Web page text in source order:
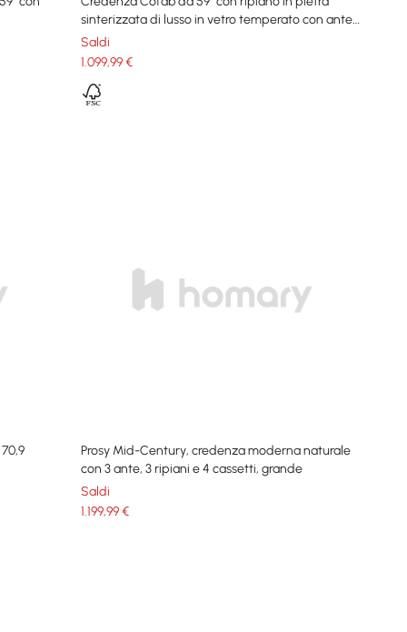
sinterizzata di lusso in vetro temperato con ante
in vetro temperato di grandi dimensioni
Saldi
1.099,99€
Prosy Mid-Century, credenza moderna naturale
con 3 ante, 3 ripiani e 4 cassetti, grande
Saldi
1.199,99€